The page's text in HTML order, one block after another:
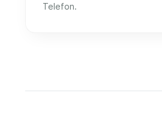
Telefon.